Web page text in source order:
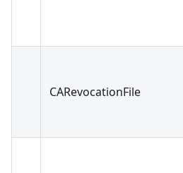
CARevocationFile